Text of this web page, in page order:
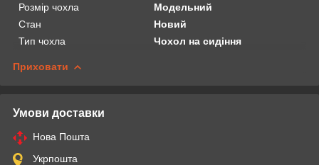
Розмір чохла
Модельний
Стан
Новий
Тип чохла
Чохол на сидіння
Приховати
Умови доставки
Нова Пошта
Укрпошта